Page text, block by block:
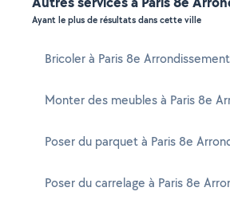
Ayant le plus de résultats dans cette ville
Bricoler à Paris 8e Arrondissement
Monter des meubles à Paris 8e
Poser du parquet à Paris 8e
Poser du carrelage à Paris 8e